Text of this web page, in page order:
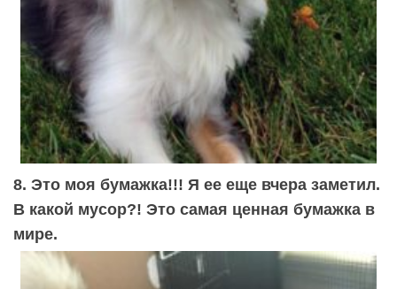
8. Это моя бумажка!!! Я ее еще вчера заметил.
В какой мусор?! Это самая ценная бумажка в
мире.